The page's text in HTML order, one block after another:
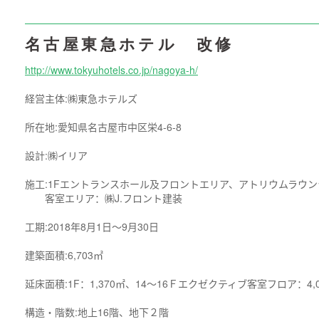
名古屋東急ホテル 改修
http://www.tokyuhotels.co.jp/nagoya-h/
経営主体:㈱東急ホテルズ
所在地:愛知県名古屋市中区栄4-6-8
設計:㈱イリア
施工:1Fエントランスホール及フロントエリア、アトリウムラウ
客室エリア：㈱J.フロント建装
工期:2018年8月1 日～9月30日
建築面積:6,703㎡
延床面積:1F： 1,370㎡、 14～16 Ｆエクゼクティブ客室フロア：
構造 ・ 階数:地上16階、地下２階